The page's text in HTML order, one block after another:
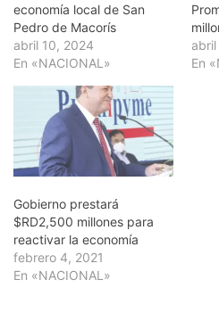
economía local de San
Pedro de Macorís
abril 10, 2024
En «NACIONAL»
En
Gobierno prestará
$RD2,500 millones para
reactivar la economía
febrero 4, 2021
En «NACIONAL»